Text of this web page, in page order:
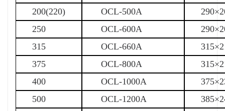
200(220)
OCL-500A
250
OCL-600A
315
OCL-660A
375
OCL-800A
400
OCL-1000A
500
OCL-1200A